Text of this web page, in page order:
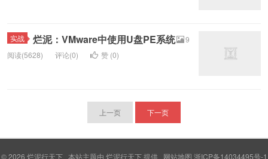
实战 烂泥：VMware中使用U盘PE系统
9
阅读(5628)
评论(0) 赞 (0)
上一页 下一页
© 2026 烂泥行天下本站主题由 烂泥行天下提供 网站地图 浙ICP备14034495号-1